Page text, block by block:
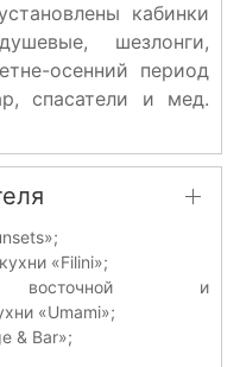
кабинки
шезлонги,
осенний период
спасатели и мед.
«Filini»;
восточной и
«Umami»;
& Bar»;